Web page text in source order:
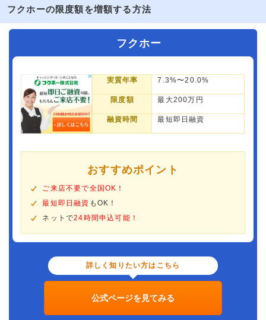
フクホーの限度額を増額する方法
フクホー
実質年率 7.3%〜20.0%
限度額 最大200万円
融資時間 最短即日融資
おすすめポイント
ご来店不要で全国OK！
最短即日融資 もOK！
ネットで24時間申込可能！
詳しく知りたい方はこちら
公式ページを見てみる